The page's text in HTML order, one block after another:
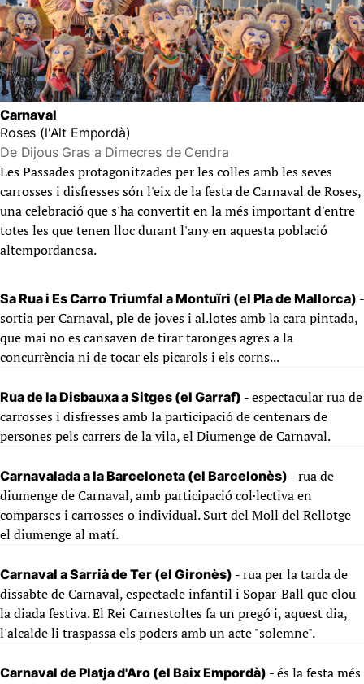
Carnaval
Roses (l'Alt Empordà)
De Dijous Gras a Dimecres de Cendra
Les Passades protagonitzades per les colles amb les seves
carrosses i disfresses són l'eix de la festa de Carnaval de Roses,
una celebració que s'ha convertit en la més important d'entre
totes les que tenen lloc durant l'any en aquesta població
altempordanesa.
Sa Rua i Es Carro Triumfal a Montuïri (el Pla de Mallorca) -
sortia per Carnaval, ple de joves i al.lotes amb la cara pintada,
que mai no es cansaven de tirar taronges agres a la
concurrència ni de tocar els picarols i els corns...
Rua de la Disbauxa a Sitges (el Garraf) - espectacular rua de
carrosses i disfresses amb la participació de centenars de
persones pels carrers de la vila, el Diumenge de Carnaval.
Carnavalada a la Barceloneta (el Barcelonès) - rua de
diumenge de Carnaval, amb participació col·lectiva en
comparses i carrosses o individual. Surt del Moll del Rellotge
el diumenge al matí.
Carnaval a Sarrià de Ter (el Gironès) - rua per la tarda de
dissabte de Carnaval, espectacle infantil i Sopar-Ball que clou
la diada festiva. El Rei Carnestoltes fa un pregó i, aquest dia,
l'alcalde li traspassa els poders amb un acte "solemne".
Carnaval de Platja d'Aro (el Baix Empordà) - és la festa més